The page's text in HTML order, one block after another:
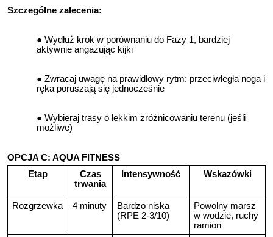
Szczególne zalecenia:
Wydłuż krok w porównaniu do Fazy 1, bardziej
aktywnie angażując kijki
Zwracaj uwagę na prawidłowy rytm: przeciwległa noga i
ręka poruszają się jednocześnie
Wybieraj trasy o lekkim zróżnicowaniu terenu (jeśli
możliwe)
OPCJA C: AQUA FITNESS
Etap
Czas
trwania
Intensywność Wskazówki
Rozgrzewka 4 minuty
Bardzo niska
(RPE 2-3/10)
Powolny marsz
w wodzie, ruchy
ramion